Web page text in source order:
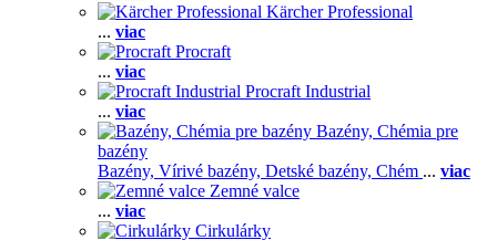
Kärcher Professional
... viac
Procraft
... viac
Procraft Industrial
... viac
Bazény, Chémia pre
bazény
Bazény, Vírivé bazény, Detské bazény, Chém ... viac
Zemné valce
... viac
Cirkulárky